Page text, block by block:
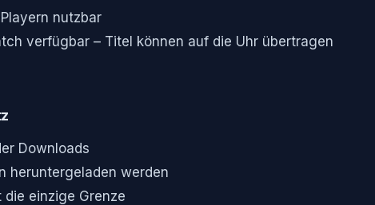
nutzbar
verfügbar – Titel können auf die Uhr übertragen
Downloads
heruntergeladen werden
einzige Grenze